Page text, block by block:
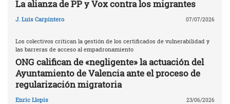
La alianza de PP y Vox contra los migrantes
J. Luis Carpintero 07/07/2026
Los colectivos critican la gestión de los certificados de vulnerabilidad y
las barreras de acceso al empadronamiento
ONG califican de «negligente» la actuación del
Ayuntamiento de Valencia ante el proceso de
regularización migratoria
Enric Llopis 23/06/2026